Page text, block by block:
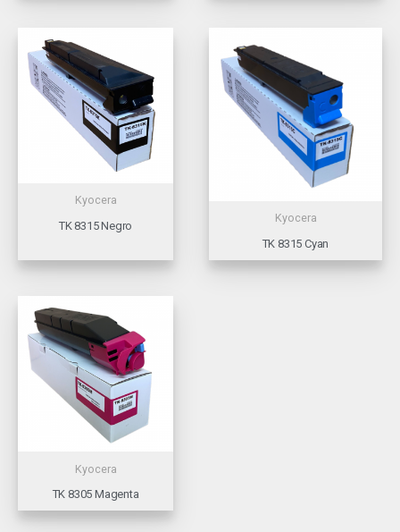
Kyocera
TK 8315 Negro
Kyocera
TK 8315 Cyan
Kyocera
TK 8305 Magenta